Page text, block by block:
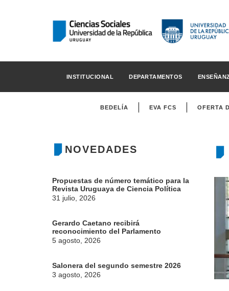
INSTITUCIONAL DEPARTAMENTOS
BEDELÍA EVA FCS OFERTA
NOVEDADES
Propuestas de número temático para la
Revista Uruguaya de Ciencia Política
31 julio, 2026
Gerardo Caetano recibirá
reconocimiento del Parlamento
5 agosto, 2026
Salonera del segundo semestre 2026
3 agosto, 2026